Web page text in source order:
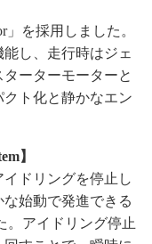
」を採用しました。
し、走行時はジェ
ーターモーターと
ト化と静かなエン
】
ドリングを停止し
始動で発進できる
。アイドリング停止